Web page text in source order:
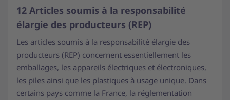
12 Articles soumis à la responsabilité
élargie des producteurs (REP)
Les articles soumis à la responsabilité élargie des
producteurs (REP) concernent essentiellement les
emballages, les appareils électriques et électroniques,
les piles ainsi que les plastiques à usage unique. Dans
certains pays comme la France, la réglementation